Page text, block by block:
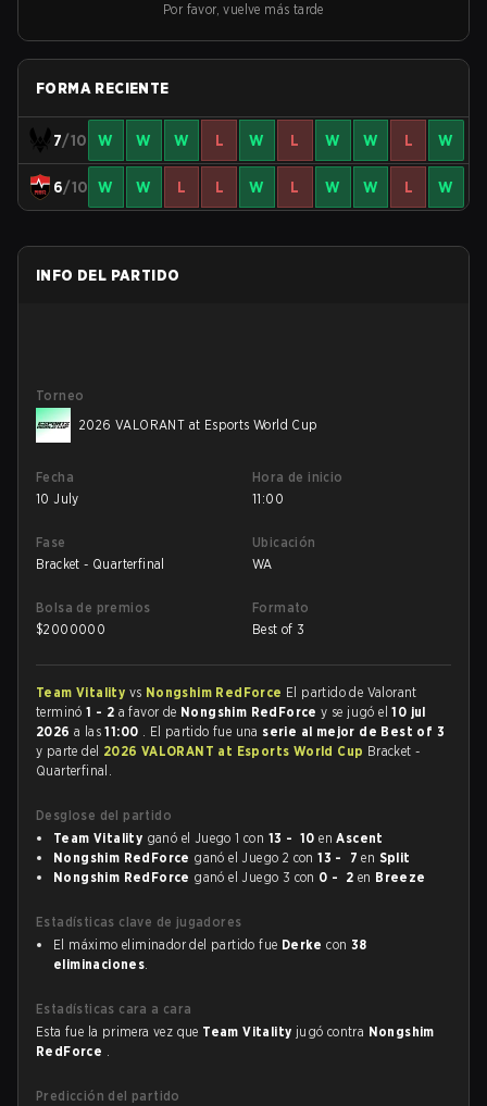
Por favor, vuelve más tarde
FORMA RECIENTE
7/10 W W W L W L W W L W
6/10 W W L L W L W W L W
INFO DEL PARTIDO
Torneo
2026 VALORANT at Esports World Cup
Fecha
10 July
Hora de inicio
11:00
Fase
Bracket - Quarterfinal
Ubicación
WA
Bolsa de premios
$2000000
Formato
Best of 3
Team Vitality vs Nongshim RedForce El partido de Valorant
terminó1 - 2 a favor de Nongshim RedForcey se jugó el10 jul
2026 a las11:00 . El partido fue una serie al mejor de Best of 3
y parte del 2026 VALORANT at Esports World Cup Bracket -
Quarterfinal.
Desglose del partido
Team Vitality ganó el Juego 1 con 13 - 10 enAscent
Nongshim RedForce ganó el Juego 2 con13 - 7 en Split
Nongshim RedForce ganó el Juego 3 con 0 - 2 en Breeze
Estadísticas clave de jugadores
El máximo eliminador del partido fue Derke con 38
eliminaciones.
Estadísticas cara a cara
Esta fue la primera vez que Team Vitality jugó contra Nongshim
RedForce .
Predicción del partido